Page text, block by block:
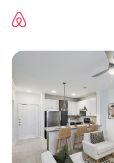
contenido